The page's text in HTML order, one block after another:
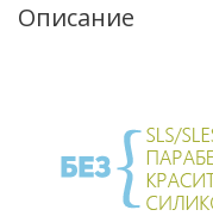
Описание